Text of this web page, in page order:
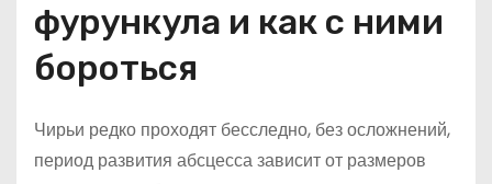
фурункула и как с ними
бороться
Чирьи редко проходят бесследно, без осложнений,
период развития абсцесса зависит от размеров